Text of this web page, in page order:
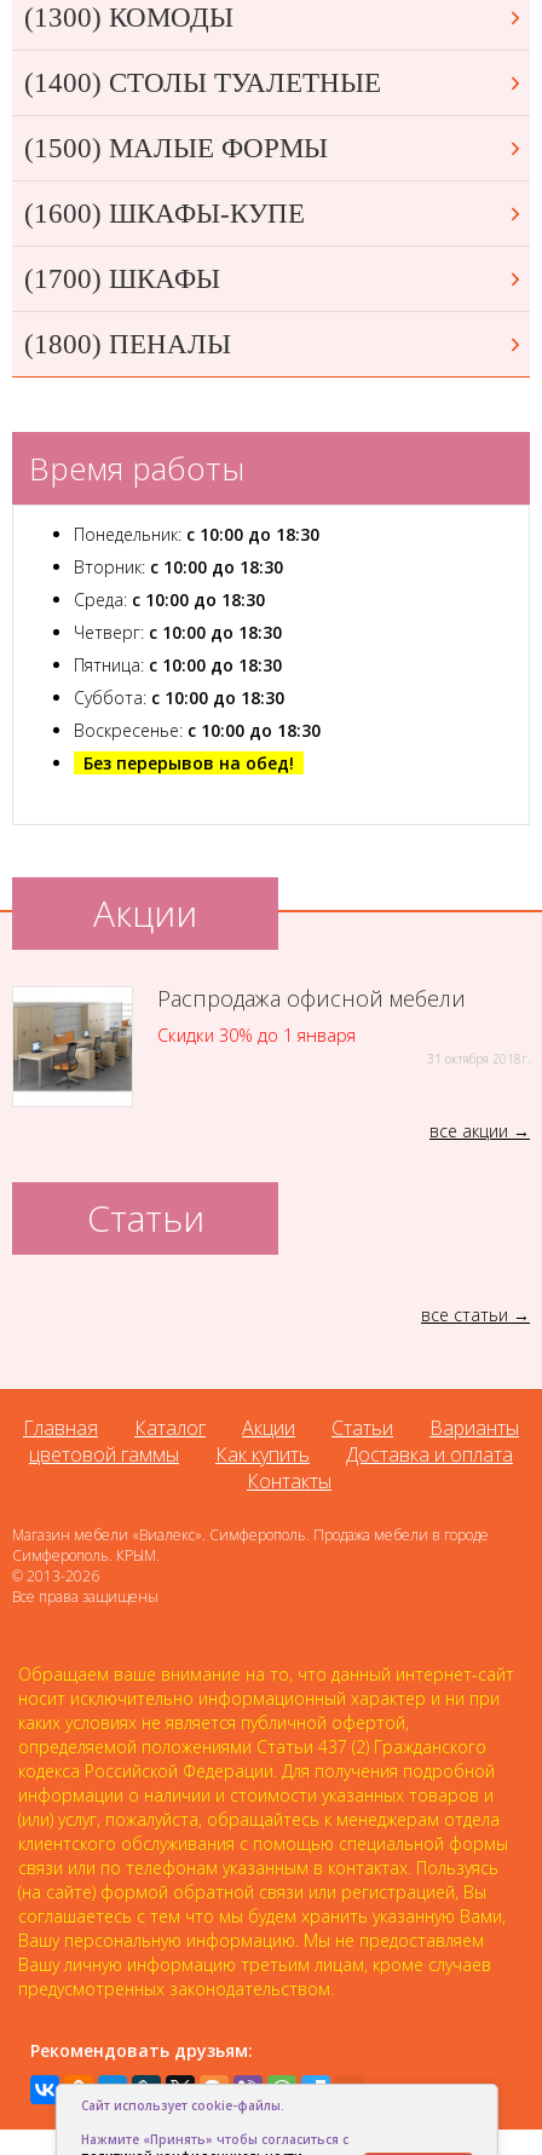
(1300) КОМОДЫ
(1400) СТОЛЫ ТУАЛЕТНЫЕ
(1500) МАЛЫЕ ФОРМЫ
(1600) ШКАФЫ-КУПЕ
(1700) ШКАФЫ
(1800) ПЕНАЛЫ
Время работы
Понедельник: с 10:00 до 18:30
Вторник: с 10:00 до 18:30
Среда: с 10:00 до 18:30
Четверг: с 10:00 до 18:30
Пятница: с 10:00 до 18:30
Суббота: с 10:00 до 18:30
Воскресенье: с 10:00 до 18:30
Без перерывов на обед!
Акции
Распродажа офисной мебели
Скидки 30% до 1 января
31 октября 2018г.
все акции
Статьи
все статьи
Главная Каталог Акции Статьи
Варианты
цветовой гаммы
Как купить
Доставка и оплата
Контакты
Магазин мебели «Виалекс». Симферополь. Продажа мебели в городе
Симферополь. КРЫМ.
© 2013-2026
Все права защищены
Обращаем ваше внимание на то, что данный интернет-сайт
носит исключительно информационный характер и ни при
каких условиях не является публичной офертой,
определяемой положениями Статьи 437 (2) Гражданского
кодекса Российской Федерации. Для получения подробной
информации о наличии и стоимости указанных товаров и
(или) услуг, пожалуйста, обращайтесь к менеджерам отдела
клиентского обслуживания с помощью специальной формы
связи или по телефонам указанным в контактах. Пользуясь
(на сайте) формой обратной связи или регистрацией, Вы
соглашаетесь с тем что мы будем хранить указанную Вами,
Вашу персональную информацию. Мы не предоставляем
Вашу личную информацию третьим лицам, кроме случаев
предусмотренных законодательством.
Рекомендовать друзьям:
Сайт использует cookie-файлы.
Нажмите «Принять» чтобы согласиться с